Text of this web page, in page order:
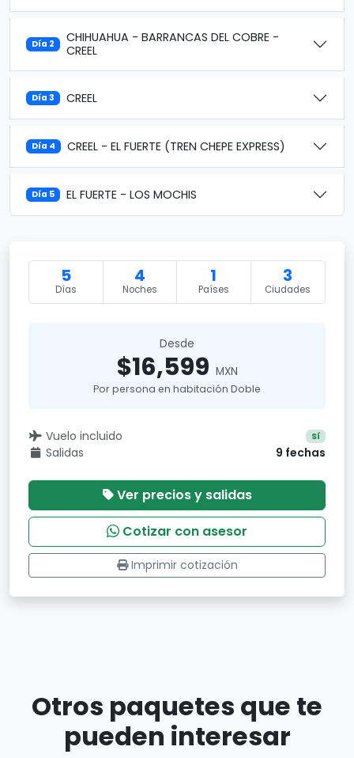
Día 2
CHIHUAHUA - BARRANCAS DEL COBRE -
CREEL
Día 3 CREEL
Día 4 CREEL - EL FUERTE (TREN CHEPE EXPRESS)
Día 5 EL FUERTE - LOS MOCHIS
5
Días
4
Noches
1
Países
3
Ciudades
Desde
$16,599 MXN
Por persona en habitación Doble
Vuelo incluido Sí
Salidas 9 fechas
Ver precios y salidas
Cotizar con asesor
Imprimir cotización
Otros paquetes que te
pueden interesar